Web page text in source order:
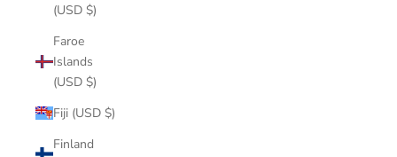
(USD $)
Faroe
Islands
(USD $)
Fiji (USD $)
Finland